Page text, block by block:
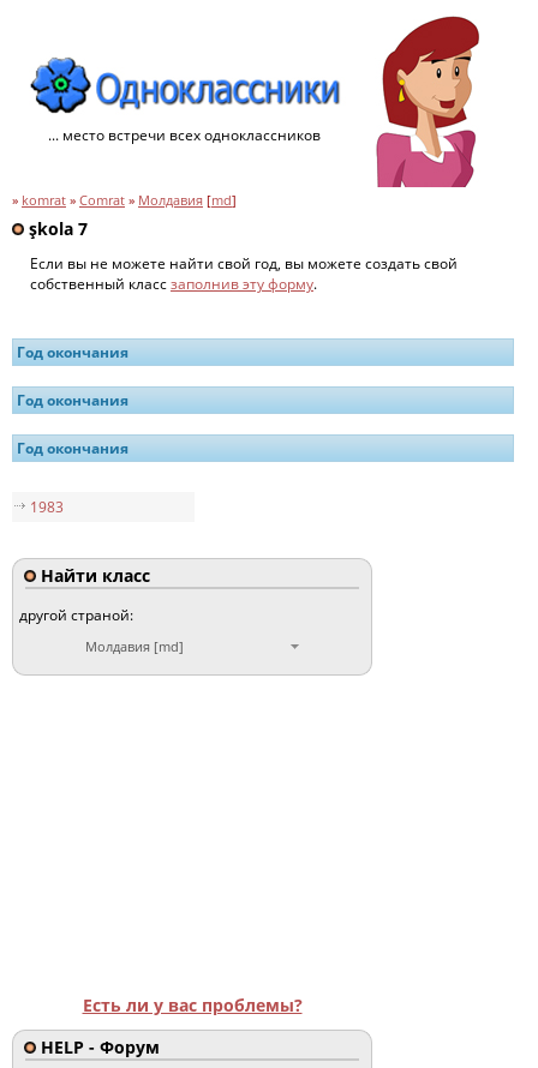
... место встречи всех одноклассников
» komrat » Comrat » Молдавия [md]
şkola 7
Если вы не можете найти свой год, вы можете создать свой
собственный классзаполнив эту форму.
Год окончания
Год окончания
Год окончания
1983
Найти класс
другой страной:
Молдавия [md]
Есть ли у вас проблемы?
HELP - Форум